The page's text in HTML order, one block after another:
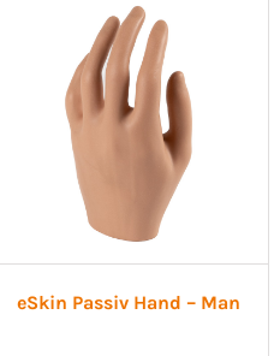
eSkin Passiv Hand – Man